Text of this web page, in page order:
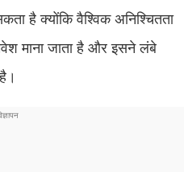
है क्योंकि वैश्विक अनिश्चितता
माना जाता है और इसने लंबे